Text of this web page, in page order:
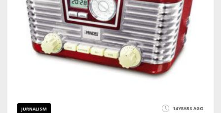
JURNALISM 14 YEARS AGO